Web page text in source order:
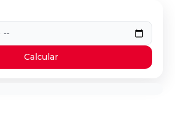
Calcular